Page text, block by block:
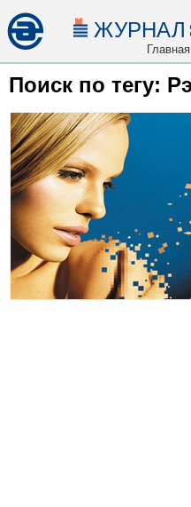
ЖУРНАЛ
Главная
Поиск по тегу: